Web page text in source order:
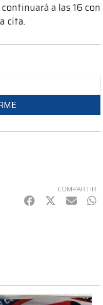
a las 16 con
cita.
COMPARTIR
Facebook
Twitter
mail